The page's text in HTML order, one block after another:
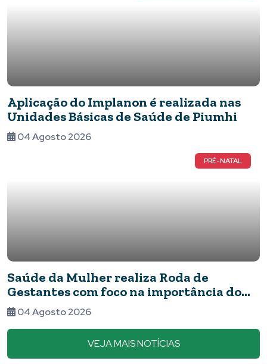
Aplicação do Implanon é realizada nas
Unidades Básicas de Saúde de Piumhi
04 Agosto 2026
PRÉ-NATAL
Saúde da Mulher realiza Roda de
Gestantes com foco na importância do
pré-natal
04 Agosto 2026
VEJA MAIS NOTÍCIAS